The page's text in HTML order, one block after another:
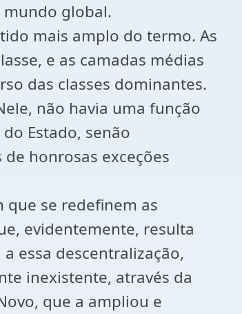
mundo global.
mais amplo do termo. As
e as camadas médias
das classes dominantes.
não havia uma função
Estado, senão
honrosas exceções
se redefinem as
evidentemente, resulta
essa descentralização,
inexistente, através da
que a ampliou e